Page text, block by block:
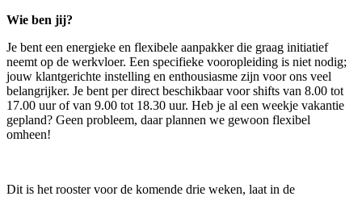
Wie ben jij?
Je bent een energieke en flexibele aanpakker die graag initiatief
neemt op de werkvloer. Een specifieke vooropleiding is niet nodig;
jouw klantgerichte instelling en enthousiasme zijn voor ons veel
belangrijker. Je bent per direct beschikbaar voor shifts van 8.00 tot
17.00 uur of van 9.00 tot 18.30 uur. Heb je al een weekje vakantie
gepland? Geen probleem, daar plannen we gewoon flexibel
omheen!
Dit is het rooster voor de komende drie weken, laat in de